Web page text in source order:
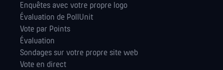
Enquêtes avec votre propre logo
Évaluation de PollUnit
Vote par Points
Évaluation
Sondages sur votre propre site web
Vote en direct